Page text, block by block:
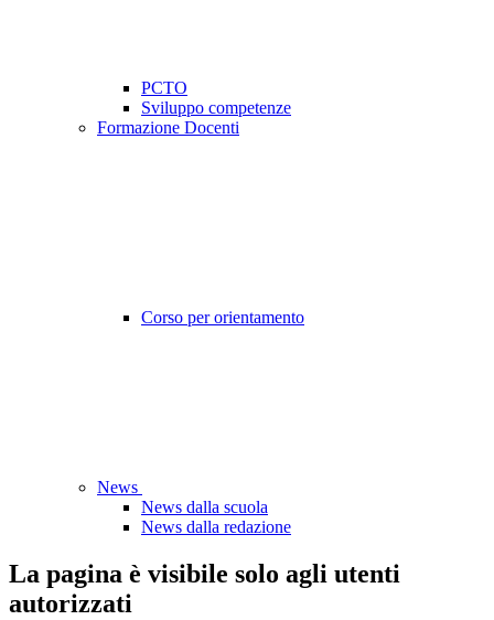
PCTO
Sviluppo competenze
Formazione Docenti
Corso per orientamento
News
News dalla scuola
News dalla redazione
La pagina è visibile solo agli utenti
autorizzati